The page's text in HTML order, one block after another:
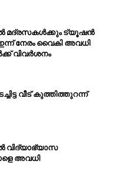
മദ്രസകൾക്കും ട്യൂഷൻ
നേരം വൈകി അവധി
വിവർശനം
വീട് കുത്തിത്തുറന്ന്
വിദ്യാഭ്യാസ
അവധി